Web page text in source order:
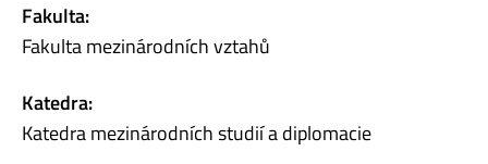
Fakulta:
Fakulta mezinárodních vztahů
Katedra:
Katedra mezinárodních studií a diplomacie